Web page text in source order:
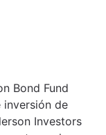
Bond Fund
inversión de
Investors